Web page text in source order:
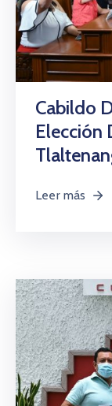
Cabildo
Elección
Leer más